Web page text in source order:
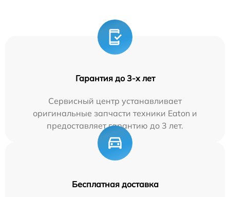
Гарантия до 3-х лет
Сервисный центр устанавливает
оригинальные запчасти техники Eaton и
предоставляет гарантию до 3 лет.
Бесплатная доставка